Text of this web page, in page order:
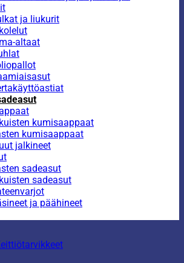
ja liukurit
altaat
kumisaappaat
kumisaappaat
jalkineet
sadeasut
sadeasut
ja päähineet